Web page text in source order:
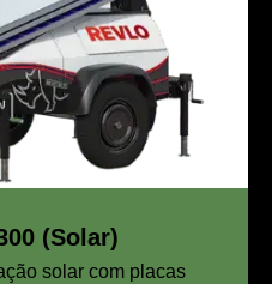
(Solar)
solar com placas